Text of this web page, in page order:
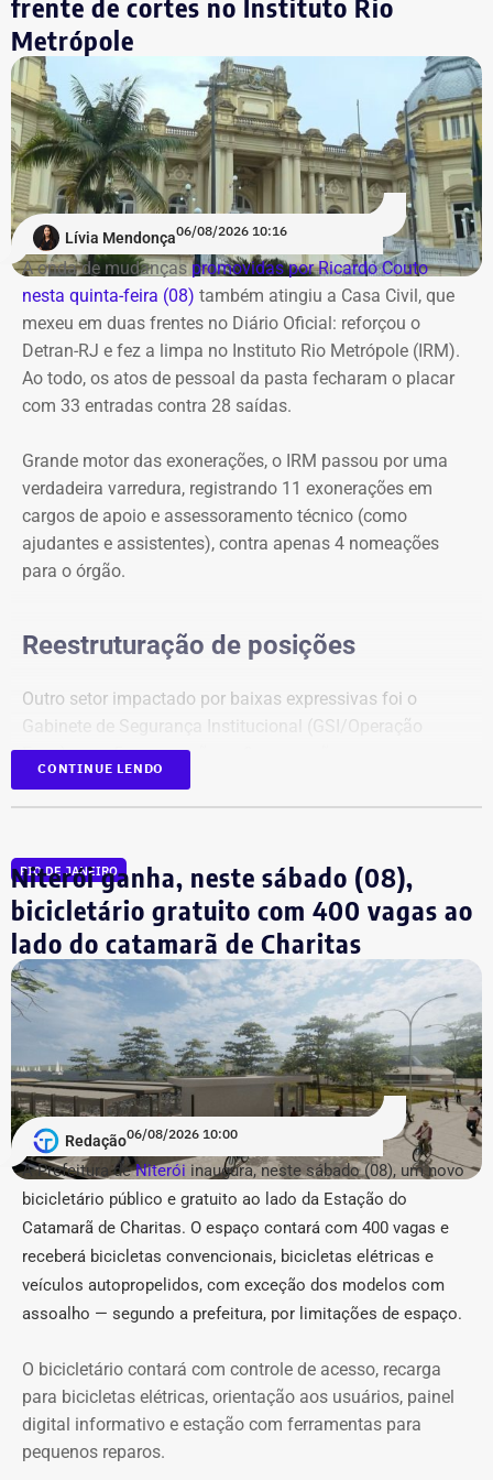
atualização de normas de governança tentam fechar
brechas para garantir que as decisões de investimento
passem por critérios mais rigorosos, blindando o
patrimônio destinado às aposentadorias e pensões dos
servidores do Rio.
COM FÁBIO MARTINS.
encaminhamento do procedimento à Decradi para
instaurar o inquérito policial e adotar as diligências
necessárias para que o responsável pelo comentário seja
identificado.
Os investigadores expediram um ofício à empresa Meta
Platforms para obter os dados cadastrais vinculados ao
perfil responsável pelo comentário.
Com informações de G1.
Metrópole
Lívia Mendonça06/08/2026 10:16
A onda de mudançaspromovidas por Ricardo Couto
nesta quinta-feira (08) também atingiu a Casa Civil, que
mexeu em duas frentes no Diário Oficial: reforçou o
Detran-RJ e fez a limpa no Instituto Rio Metrópole (IRM).
Ao todo, os atos de pessoal da pasta fecharam o placar
com 33 entradas contra 28 saídas.
Grande motor das exonerações, o IRM passou por uma
verdadeira varredura, registrando 11 exonerações em
cargos de apoio e assessoramento técnico (como
ajudantes e assistentes), contra apenas 4 nomeações
para o órgão.
Reestruturação de posições
Outro setor impactado por baixas expressivas foi o
Gabinete de Segurança Institucional (GSI/Operação
Foco), com 5 exonerações e 3 nomeações.
Em contrapartida, o Detran-RJ figurou como o principal
Civil chancelou 6 nomeações diretas para chefias de
serviços e unidades de atendimento desconcentradas do
departamento de trânsito, sem registrar nenhuma
exoneração correspondente nesta leva.
A lista de reforços na estrutura estadual contou ainda
com 4 nomeações na Secretaria de Estado de Fazenda e
4 na Secretaria de Estado do Ambiente e Sustentabilidade
(Seas/Inea), além de preenchimento de vagas
estratégicas de coordenação (nível DAS-8) na Fundação
CEPERJ, Seplag e Secretaria de Governo.
COM FÁBIO MARTINS.
CONTINUE LENDO
RIO DE JANEIRO
Niterói ganha, neste sábado (08),
bicicletário gratuito com 400 vagas ao
lado do catamarã de Charitas
Redação06/08/2026 10:00
A Prefeitura deNiterói inaugura, neste sábado (08), um novo
bicicletário público e gratuito ao lado da Estação do
Catamarã de Charitas. O espaço contará com 400 vagas e
receberá bicicletas convencionais, bicicletas elétricas e
veículos autopropelidos, com exceção dos modelos com
assoalho — segundo a prefeitura, por limitações de espaço.
O bicicletário contará com controle de acesso, recarga
para bicicletas elétricas, orientação aos usuários, painel
digital informativo e estação com ferramentas para
pequenos reparos.